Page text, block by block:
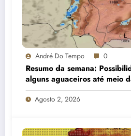
André Do Tempo 0
Resumo da semana:
alguns aguaceiros até meio
estabilizando gradualmente
nortada no litoral
Agosto 2, 2026